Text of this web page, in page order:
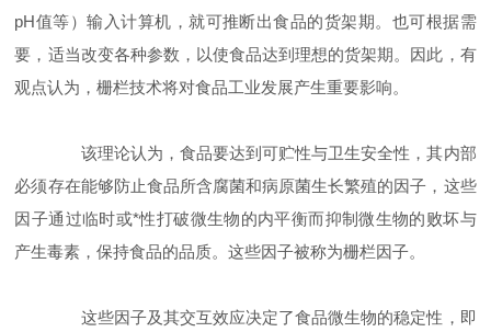
pH值等）输入计算机，就可推断出食品的货架期。也可根据需
要，适当改变各种参数，以使食品达到理想的货架期。因此，有
观点认为，栅栏技术将对食品工业发展产生重要影响。
该理论认为，食品要达到可贮性与卫生安全性，其内部
必须存在能够防止食品所含腐菌和病原菌生长繁殖的因子，这些
因子通过临时或*性打破微生物的内平衡而抑制微生物的败坏与
产生毒素，保持食品的品质。这些因子被称为栅栏因子。
这些因子及其交互效应决定了食品微生物的稳定性，即